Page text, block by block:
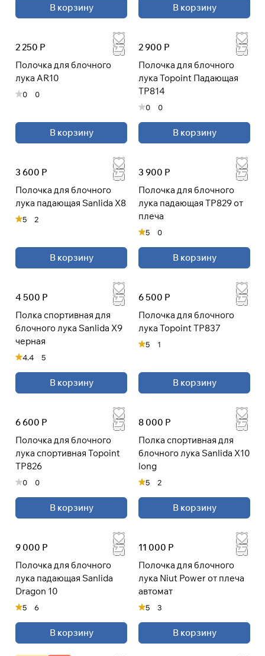
В корзину В корзину
2 250 Р
Полочка для блочного
лука AR10
0 0
В корзину
2 900 Р
Полочка для блочного
лука Topoint Падающая
TP814
0 0
В корзину
3 600 Р
Полочка для блочного
лука падающая Sanlida X8
5 2
В корзину
3 900 Р
Полочка для блочного
лука падающая TP829 от
плеча
5 0
В корзину
4 500 Р
Полка спортивная для
блочного лука Sanlida X9
черная
4.4 5
В корзину
6 500 Р
Полочка для блочного
лука Topoint TP837
5 1
В корзину
6 600 Р
Полочка для блочного
лука спортивная Topoint
TP826
0 0
В корзину
8 000 Р
Полка спортивная для
блочного лука Sanlida X10
long
5 2
В корзину
9 000 Р
Полочка для блочного
лука падающая Sanlida
Dragon 10
5 6
В корзину
11 000 Р
Полочка для блочного
лука Niut Power от плеча
автомат
5 3
В корзину
* При оплате через
ПЛАЙТ
скидки по купонам не
применяются.
Подробнее
недели
раз в 2 недели
8 800 302-02-51
plait.ru